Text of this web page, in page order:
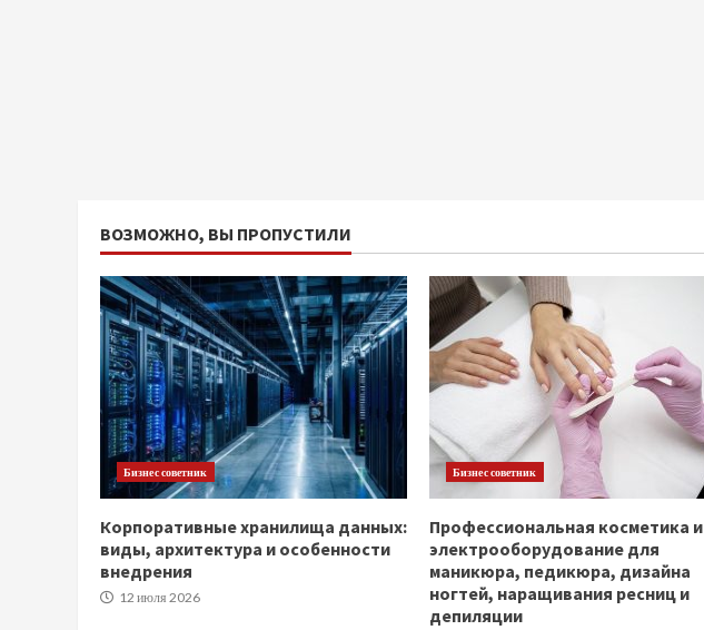
ВОЗМОЖНО, ВЫ ПРОПУСТИЛИ
Бизнес советник
Корпоративные хранилища данных:
виды, архитектура и особенности
внедрения
12 июля 2026
Бизнес советник
Профессиональная косметика и
электрооборудование для
маникюра, педикюра, дизайна
ногтей, наращивания ресниц и
депиляции